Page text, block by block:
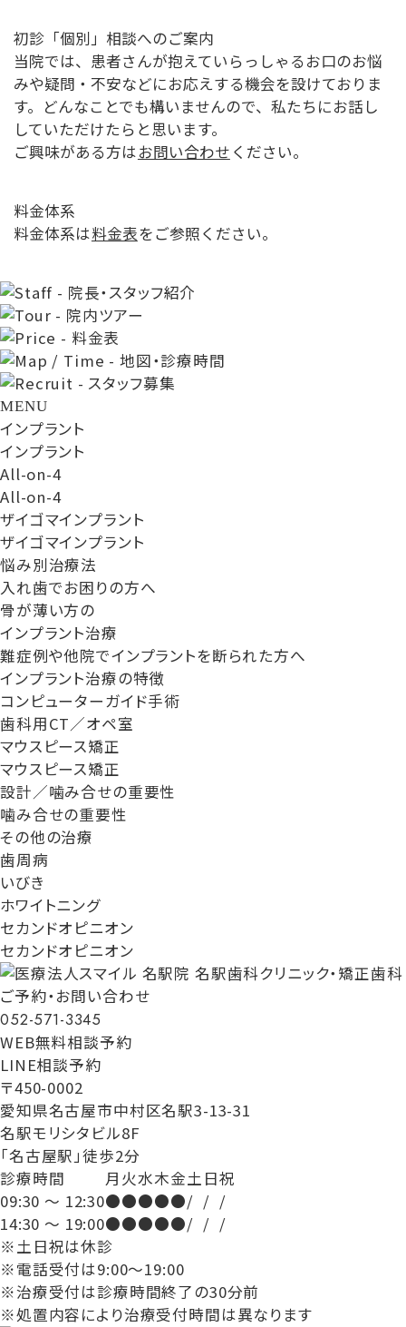
初診「個別」相談へのご案内
当院では、患者さんが抱えていらっしゃるお口のお悩
みや疑問・不安などにお応えする機会を設けておりま
す。どんなことでも構いませんので、私たちにお話し
していただけたらと思います。
ご興味がある方はお問い合わせ ください。
料金体系
料金体系は料金表をご参照ください。
MENU
インプラント
インプラント
All-on-4
All-on-4
ザイゴマインプラント
ザイゴマインプラント
悩み別治療法
入れ歯でお困りの方へ
骨が薄い方の
インプラント治療
難症例や他院でインプラントを断られた方へ
インプラント治療の特徴
コンピューターガイド手術
歯科用CT／オペ室
マウスピース矯正
マウスピース矯正
設計／噛み合せの重要性
噛み合せの重要性
その他の治療
歯周病
いびき
ホワイトニング
セカンドオピニオン
セカンドオピニオン
ご予約・お問い合わせ
052-571-3345
WEB無料相談予約
LINE相談予約
〒450-0002
愛知県名古屋市中村区名駅3-13-31
名駅モリシタビル8F
「名古屋駅」徒歩2分
診療時間
月 火水木金土 日祝
09:30 ～ 12:30●●●●●/ / /
14:30 ～ 19:00●●●●●/ / /
※土日祝は休診
※電話受付は9:00～19:00
※治療受付は診療時間終了の30分前
※処置内容により治療受付時間は異なります